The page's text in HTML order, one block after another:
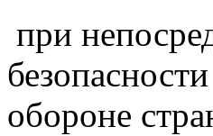
при
обороне